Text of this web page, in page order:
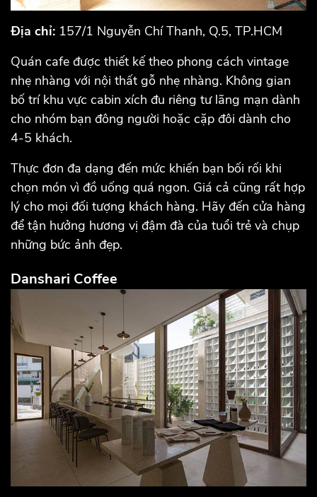
Địa chỉ: 157/1 Nguyễn Chí Thanh, Q.5, TP.HCM
Quán cafe được thiết kế theo phong cách vintage
nhẹ nhàng với nội thất gỗ nhẹ nhàng. Không gian
bố trí khu vực cabin xích đu riêng tư lãng mạn dành
cho nhóm bạn đông người hoặc cặp đôi dành cho
4-5 khách.
Thực đơn đa dạng đến mức khiến bạn bối rối khi
chọn món vì đồ uống quá ngon. Giá cả cũng rất hợp
lý cho mọi đối tượng khách hàng. Hãy đến cửa hàng
để tận hưởng hương vị đậm đà của tuổi trẻ và chụp
những bức ảnh đẹp.
Danshari Coffee